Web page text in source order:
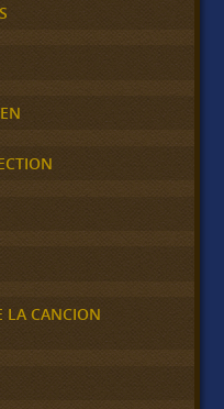
LA CANCION